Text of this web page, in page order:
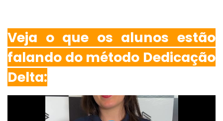
Veja o que os alunos estão
falando do método Dedicação
Delta: